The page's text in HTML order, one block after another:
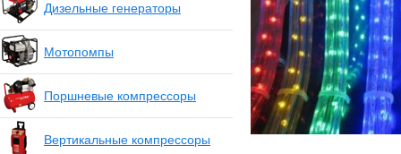
Дизельные генераторы
Мотопомпы
Поршневые компрессоры
Вертикальные компрессоры